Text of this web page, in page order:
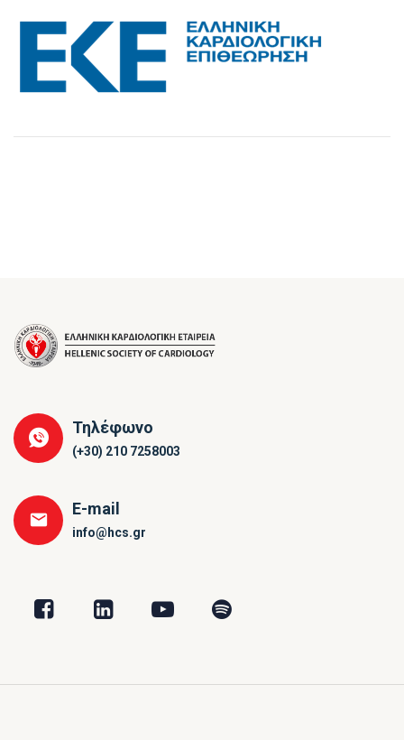
Τηλέφωνο
(+30) 210 7258003
E-mail
info@hcs.gr